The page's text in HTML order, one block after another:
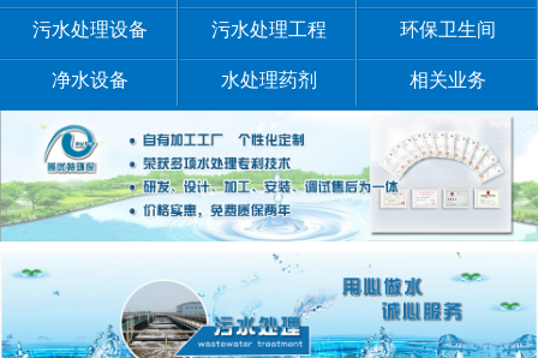
污水处理设备 污水处理工程 环保卫生间
净水设备 水处理药剂 相关业务